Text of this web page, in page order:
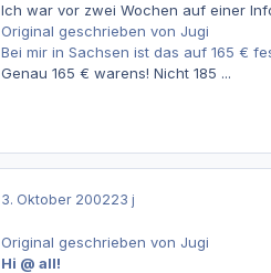
Ich war vor zwei Wochen auf einer
Original geschrieben von Jugi
Bei mir in Sachsen ist das auf 165 €
Genau 165 € warens! Nicht 185 ...
3. Oktober 200223 j
Original geschrieben von Jugi
Hi @ all!